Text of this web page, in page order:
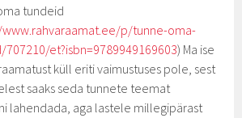
tundeid
p/tunne-oma-
et?isbn=9789949169603) Ma ise
küll eriti vaimustuses pole, sest
saaks seda tunnete teemat
lahendada, aga lastele millegipärast